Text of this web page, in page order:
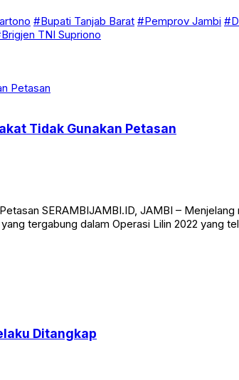
#Bupati Tanjab Barat #Pemprov Jambi
TNI Supriono
Tidak Gunakan Petasan
SERAMBIJAMBI.ID, JAMBI –
tergabung dalam Operasi Lilin 2022 yang
Ditangkap